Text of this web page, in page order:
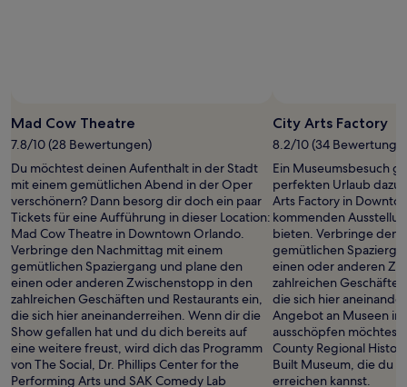
Foto
von
Visit
Orlando
Mad Cow Theatre
7.8/10 (28 Bewertungen)
Du möchtest deinen Aufenthalt in der Stadt
mit einem gemütlichen Abend in der Oper
verschönern? Dann besorg dir doch ein paar
Tickets für eine Aufführung in dieser Location:
Mad Cow Theatre in Downtown Orlando.
Verbringe den Nachmittag mit einem
gemütlichen Spaziergang und plane den
einen oder anderen Zwischenstopp in den
zahlreichen Geschäften und Restaurants ein,
die sich hier aneinanderreihen. Wenn dir die
Show gefallen hat und du dich bereits auf
eine weitere freust, wird dich das Programm
von The Social, Dr. Phillips Center for the
Performing Arts und SAK Comedy Lab
City Arts Factory
8.2/10 (34
Ein Museumsbesuch
perfekten Urlaub
Arts Factory in
kommenden
bieten. Verbringe den
gemütlichen
einen oder anderen
zahlreichen
die sich hier
Angebot an Museen in
ausschöpfen
County Regional
Built Museum, die du
erreichen kannst.